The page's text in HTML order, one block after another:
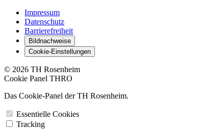
Impressum
Datenschutz
Barrierefreiheit
Bildnachweise
Cookie-Einstellungen
© 2026 TH Rosenheim
Cookie Panel THRO
Das Cookie-Panel der TH Rosenheim.
Essentielle Cookies
Tracking